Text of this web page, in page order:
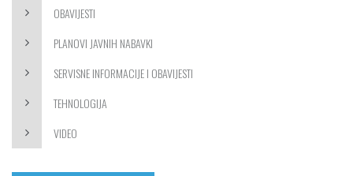
OBAVIJESTI
PLANOVI JAVNIH NABAVKI
SERVISNE INFORMACIJE I OBAVIJESTI
TEHNOLOGIJA
VIDEO